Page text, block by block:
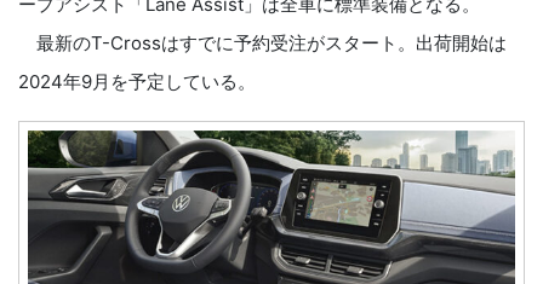
最新のT-Crossはすでに予約受注がスタート。出荷開始は
2024年9月を予定している。